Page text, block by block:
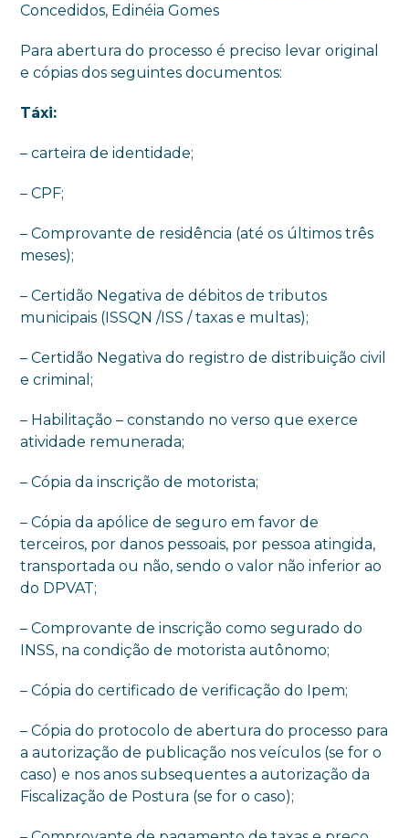
Concedidos, Edinéia Gomes
Para abertura do processo é preciso levar original
e cópias dos seguintes documentos:
Táxi:
– carteira de identidade;
– CPF;
– Comprovante de residência (até os últimos três
meses);
– Certidão Negativa de débitos de tributos
municipais (ISSQN /ISS / taxas e multas);
– Certidão Negativa do registro de distribuição civil
e criminal;
– Habilitação – constando no verso que exerce
atividade remunerada;
– Cópia da inscrição de motorista;
– Cópia da apólice de seguro em favor de
terceiros, por danos pessoais, por pessoa atingida,
transportada ou não, sendo o valor não inferior ao
do DPVAT;
– Comprovante de inscrição como segurado do
INSS, na condição de motorista autônomo;
– Cópia do certificado de verificação do Ipem;
– Cópia do protocolo de abertura do processo para
a autorização de publicação nos veículos (se for o
caso) e nos anos subsequentes a autorização da
Fiscalização de Postura (se for o caso);